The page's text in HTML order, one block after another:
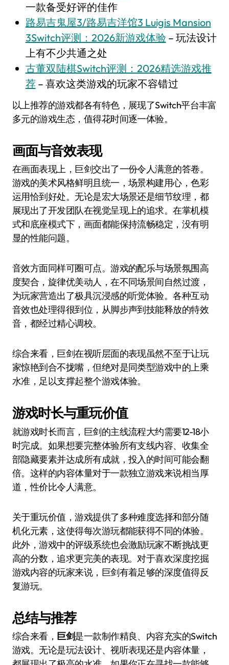
一款备受好评的佳作
路易吉鬼屋3/路易吉洋馆3 Luigis Mansion
3Switch评测：2026新游戏体验 – 玩法设计
上有不少共通之处
古董双陆棋Switch评测：2026精选游戏推
荐– 喜欢这类游戏的玩家不容错过
以上推荐的游戏都各有特色，展现了Switch平台丰富
多元的游戏生态，值得花时间逐一体验。
画面与音效表现
在画面表现上，巨剑交出了一份令人满意的答卷。
游戏的美术风格鲜明且统一，场景构建用心，色彩
运用恰到好处。无论是宏大场景还是细节纹理，都
展现出了开发团队在视觉呈现上的追求。在掌机模
式和底座模式下，画面都能保持流畅稳定，没有明
显的性能问题。
音效方面同样可圈可点。游戏的配乐与场景氛围高
度契合，旋律优美动人，在不同场景间自然过渡，
为玩家营造出了极具沉浸感的听觉体验。各种互动
音效也处理得很到位，从脚步声到技能释放的特效
音，都经过精心调校。
综合来看，巨剑在视听层面的表现虽然不至于让玩
家惊艳到合不拢嘴，但绝对是同类型游戏中的上乘
水准，足以支撑起整个游戏体验。
游戏时长与重玩价值
就游戏时长而言，巨剑的主线流程大约需要12-18小
时完成。如果想要完整体验所有支线内容、收集全
部隐藏要素并达成所有成就，投入的时间可能会翻
倍。这样的内容体量对于一款独立游戏来说相当厚
道，性价比令人满意。
关于重玩价值，游戏提供了多种难度选择和部分随
机化元素，这使得每次游玩都能获得不同的体验。
此外，游戏中的评级系统也会激励玩家不断挑战更
高的分数，追求更完美的表现。对于喜欢深度挖掘
游戏内容的玩家来说，巨剑有着足够的深度值得反
复游玩。
总结与推荐
综合来看， 巨剑是一款制作精良、内容充实的Switch
游戏。无论是玩法设计、视听表现还是内容体量，